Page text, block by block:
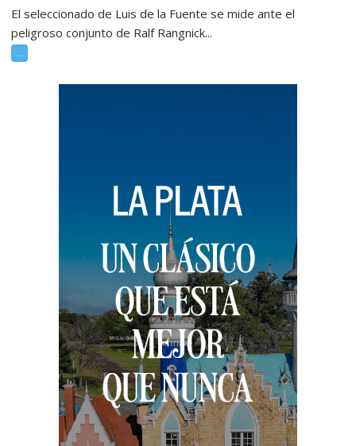
El seleccionado de Luis de la Fuente se mide ante el
peligroso conjunto de Ralf Rangnick...
...